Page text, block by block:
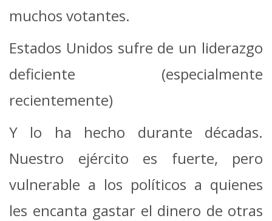
muchos votantes.
Estados Unidos sufre de un liderazgo
deficiente (especialmente
recientemente)
Y lo ha hecho durante décadas.
Nuestro ejército es fuerte, pero
vulnerable a los políticos a quienes
les encanta gastar el dinero de otras